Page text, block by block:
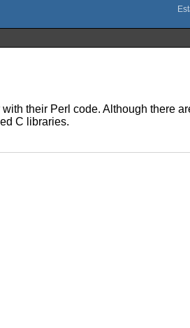
their Perl code. Although there
C libraries.